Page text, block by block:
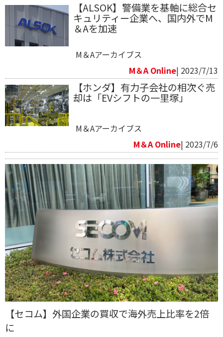
【ALSOK】警備業を基軸に総合セ
キュリティー企業へ、国内外でM
＆Aを加速
M＆Aアーカイブス
M＆A Online| 2023/7/13
【ホンダ】有力子会社の相次ぐ売
却は「EVシフトの一里塚」
M＆Aアーカイブス
M＆A Online| 2023/7/6
【セコム】外国企業の買収で海外売上比率を2倍
に